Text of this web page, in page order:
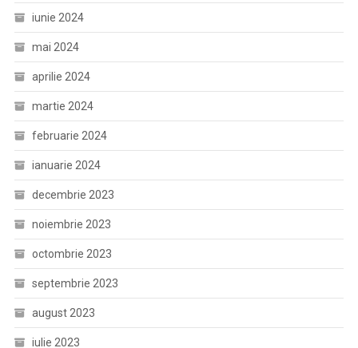
iunie 2024
mai 2024
aprilie 2024
martie 2024
februarie 2024
ianuarie 2024
decembrie 2023
noiembrie 2023
octombrie 2023
septembrie 2023
august 2023
iulie 2023